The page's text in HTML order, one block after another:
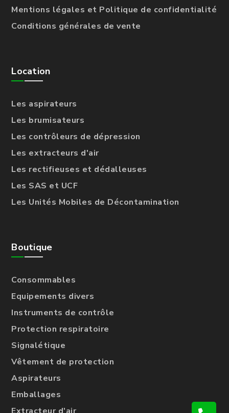
Mentions légales et Politique de confidentialité
Conditions générales de vente
Location
Les aspirateurs
Les brumisateurs
Les contrôleurs de dépression
Les extracteurs d'air
Les rectifieuses et dédalleuses
Les SAS et UCF
Les Unités Mobiles de Décontamination
Boutique
Consommables
Equipements divers
Instruments de contrôle
Protection respiratoire
Signalétique
Vêtement de protection
Aspirateurs
Emballages